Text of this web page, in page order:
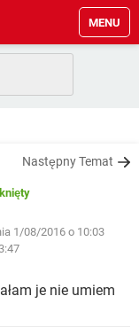
MENU
Następny Temat
1/08/2016 o 10:03
je nie umiem